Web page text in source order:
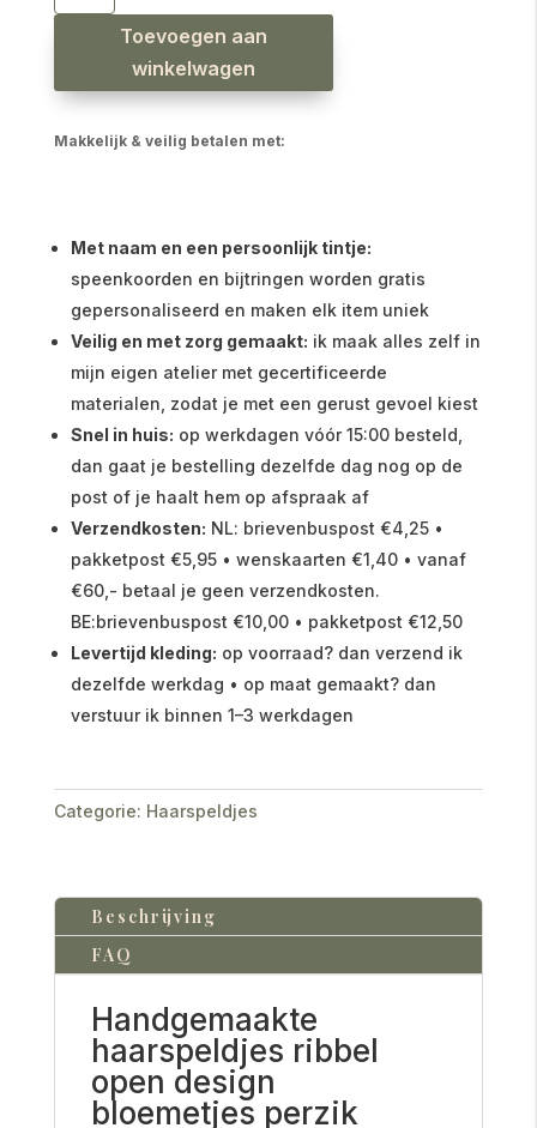
bloemetjes
Toevoegen aan
winkelwagen
Makkelijk & veilig betalen met:
Met naam en een persoonlijk tintje:
speenkoorden en bijtringen worden gratis
gepersonaliseerd en maken elk item uniek
Veilig en met zorg gemaakt: ik maak alles zelf in
mijn eigen atelier met gecertificeerde
materialen, zodat je met een gerust gevoel kiest
Snel in huis: op werkdagen vóór 15:00 besteld,
dan gaat je bestelling dezelfde dag nog op de
post of je haalt hem op afspraak af
Verzendkosten: NL: brievenbuspost €4,25 •
pakketpost €5,95 • wenskaarten €1,40 • vanaf
€60,- betaal je geen verzendkosten.
BE:brievenbuspost €10,00 • pakketpost €12,50
Levertijd kleding: op voorraad? dan verzend ik
dezelfde werkdag • op maat gemaakt? dan
verstuur ik binnen 1–3 werkdagen
Categorie: Haarspeldjes
Beschrijving
FAQ
Handgemaakte
haarspeldjes ribbel
open design
bloemetjes perzik